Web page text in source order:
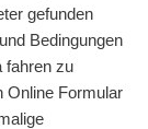
gefunden
Bedingungen
fahren zu
Online Formular